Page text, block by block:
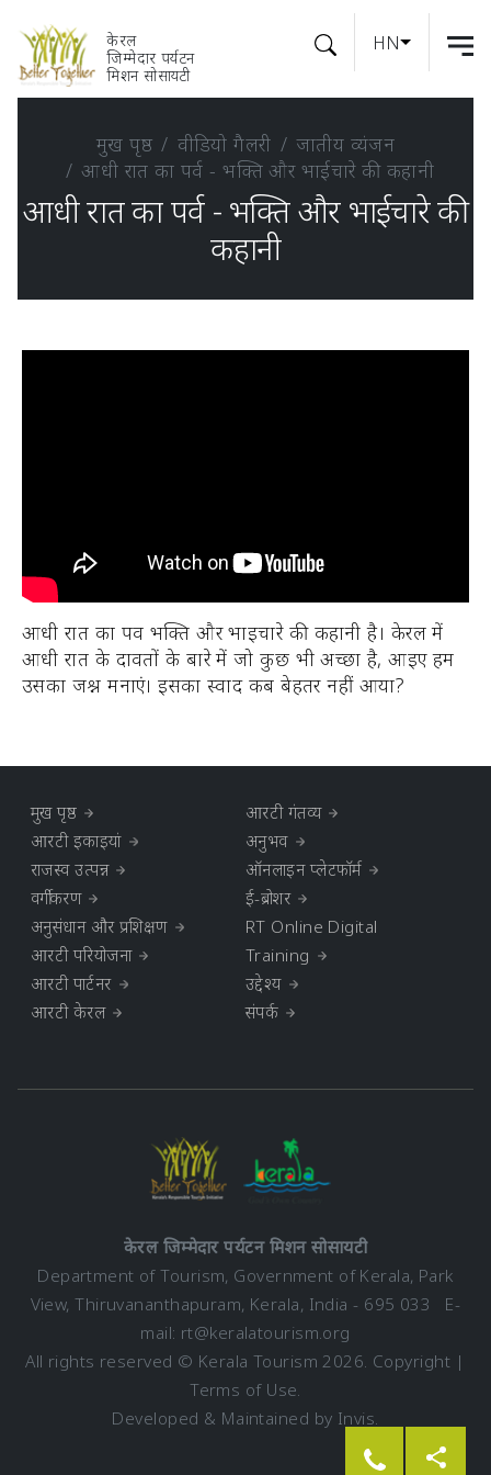
केरल
जिम्मेदार पर्यटन
मिशन सोसायटी
HN
मुख पृष्ठ वीडियो गैलरी
जातीय व्यंजन
आधी रात का पर्व - भक्ति और भाईचारे की कहानी
आधी रात का पर्व - भक्ति और भाईचारे की
कहानी
आधी रात का पर्व भक्ति और भाईचारे की कहानी है। केरल में
आधी रात के दावतों के बारे में जो कुछ भी अच्छा है, आइए हम
उसका जश्न मनाएं। इसका स्वाद कब बेहतर नहीं आया?
मुख पृष्ठ
आरटी इकाइयां
राजस्व उत्पन्न
वर्गीकरण
आरटी गंतव्य
अनुभव
ऑनलाइन प्लेटफॉर्म
ई-ब्रोशर
अनुसंधान और प्रशिक्षण
आरटी परियोजना
आरटी पार्टनर
आरटी केरल
RT Online Digital
Training
उद्देश्य
संपर्क
केरल जिम्मेदार पर्यटन मिशन सोसायटी
Department of Tourism, Government of Kerala, Park
View, Thiruvananthapuram, Kerala, India - 695 033 E-
mail: rt@keralatourism.org
All rights reserved © Kerala Tourism 2026. Copyright |
Terms of Use.
Developed & Maintained by ​ Invis.